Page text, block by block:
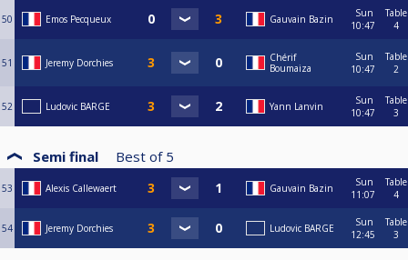
50 Emos Pecqueux Gauvain Bazin
Sun
10:47
Table
4
51 Jeremy Dorchies
Chérif
Boumaiza
Sun
10:47
Table
2
52 Ludovic BARGE Yann Lanvin
Sun
10:47
Table
3
Semi final Best of 5
53 Alexis Callewaert Gauvain Bazin
Sun
11:07
Table
4
54 Jeremy Dorchies Ludovic BARGE
Sun
12:45
Table
3